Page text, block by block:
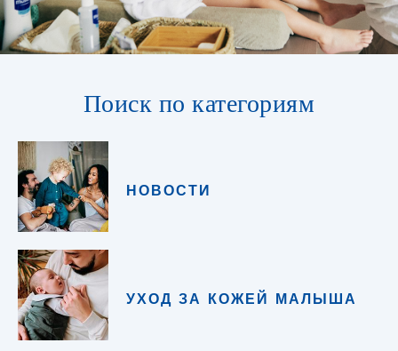
Поиск по категориям
НОВОСТИ
УХОД ЗА КОЖЕЙ МАЛЫША